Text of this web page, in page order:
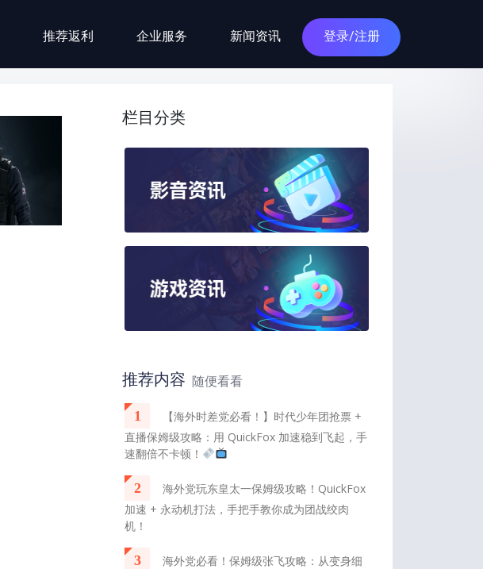
推荐返利 企业服务 新闻资讯 登录/注册
栏目分类
推荐内容 随便看看
1
【海外时差党必看！】时代少年团抢票 +
直播保姆级攻略：用 QuickFox 加速稳到飞起，手
速翻倍不卡顿！
2
海外党玩东皇太一保姆级攻略！QuickFox
加速 + 永动机打法，手把手教你成为团战绞肉
机！
3
海外党必看！保姆级张飞攻略：从变身细